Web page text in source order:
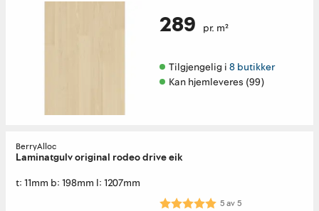
289 pr. m²
Tilgjengelig i 8 butikker
Kan hjemleveres (99)
BerryAlloc
Laminatgulv original rodeo drive eik
t: 11mm b: 198mm l: 1207mm
Karakter: 5.0 av 5 mulige
5av5